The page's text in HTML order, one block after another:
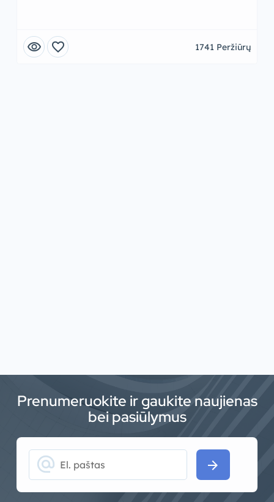
visibility favorite 1741 Peržiūrų
Prenumeruokite ir gaukite naujienas
bei pasiūlymus
alternate_email arrow_forward